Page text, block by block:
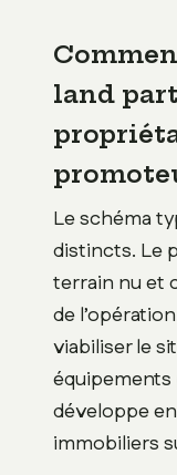
land
Le schéma
distincts. Le
terrain nu et
de
viabiliser le
développe
immobiliers